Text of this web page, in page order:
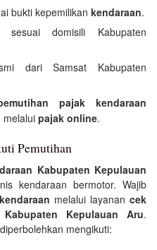
bukti kepemilikan kendaraan.
sesuai domisili Kabupaten
dari Samsat Kabupaten
pajak kendaraan
melalui pajak online.
Pemutihan
Kabupaten Kepulauan
kendaraan bermotor. Wajib
kendaraan melalui layanancek
Kepulauan Aru.
mengikuti: